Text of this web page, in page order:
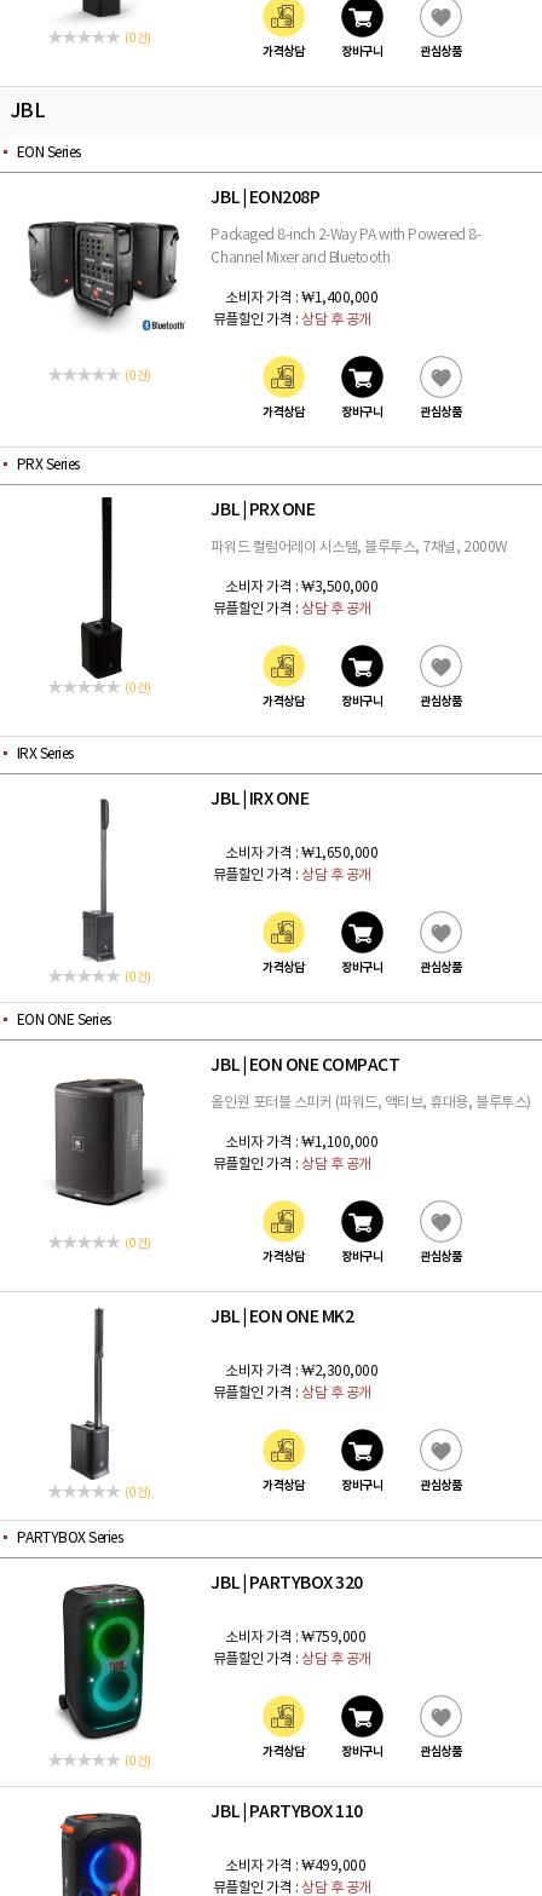
(0 건)
가격상담 장바구니 관심상품
JBL
EON Series
(0 건)
JBL EON208P
Packaged 8-inch 2-Way PA with Powered 8-
Channel Mixer and Bluetooth
소비자 가격 : ₩1,400,000
뮤플할인 가격 : 상담 후 공개
가격상담 장바구니 관심상품
PRX Series
(0 건)
JBL PRX ONE
파워드 컬럼어레이 시스템, 블루투스, 7채널, 2000W
소비자 가격 : ₩3,500,000
뮤플할인 가격 : 상담 후 공개
가격상담 장바구니 관심상품
IRX Series
(0 건)
JBL IRX ONE
소비자 가격 : ₩1,650,000
뮤플할인 가격 : 상담 후 공개
가격상담 장바구니 관심상품
EON ONE Series
(0 건)
JBL EON ONE COMPACT
올인원 포터블 스피커 (파워드, 액티브, 휴대용, 블루투스)
소비자 가격 : ₩1,100,000
뮤플할인 가격 : 상담 후 공개
가격상담 장바구니 관심상품
(0 건)
JBL EON ONE MK2
소비자 가격 : ₩2,300,000
뮤플할인 가격 : 상담 후 공개
가격상담 장바구니 관심상품
PARTYBOX Series
(0 건)
JBL PARTYBOX 320
소비자 가격 : ₩759,000
뮤플할인 가격 : 상담 후 공개
가격상담 장바구니 관심상품
JBL PARTYBOX 110
소비자 가격 : ₩499,000
뮤플할인 가격 : 상담 후 공개